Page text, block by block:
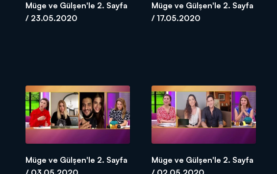
Müge ve Gülşen'le 2. Sayfa
/ 23.05.2020
Müge ve Gülşen'le 2. Sayfa
/ 17.05.2020
Müge ve Gülşen'le 2. Sayfa
Müge ve Gülşen'le 2. Sayfa